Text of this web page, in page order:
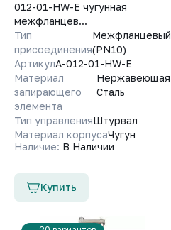
012-01-HW-E чугунная
межфланцев...
Тип
присоединения
Межфланцевый
(PN10)
АртикулA-012-01-HW-E
Материал
запирающего
элемента
Нержавеющая
Сталь
Тип управленияШтурвал
Материал корпусаЧугун
Наличие: В Наличии
Купить